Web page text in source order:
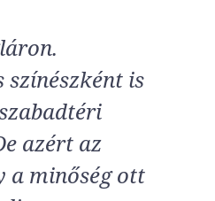
színészként is
azért az
a minőség ott